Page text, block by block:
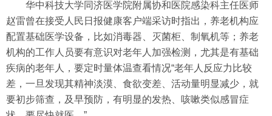
华中科技大学同济医学院附属协和医院感染科主任医师
赵雷曾在接受人民日报健康客户端采访时指出，养老机构应
配置基础医学设备，比如消毒器、灭菌柜、制氧机等；养老
机构的工作人员要有意识对老年人加强检测，尤其是有基础
疾病的老年人，要定时量体温查看情况“老年人反应力比较
差，一旦发现其精神淡漠、食欲变差、活动量明显减少，就
要初步筛查，及早预防，有明显的发热、咳嗽类似感冒症